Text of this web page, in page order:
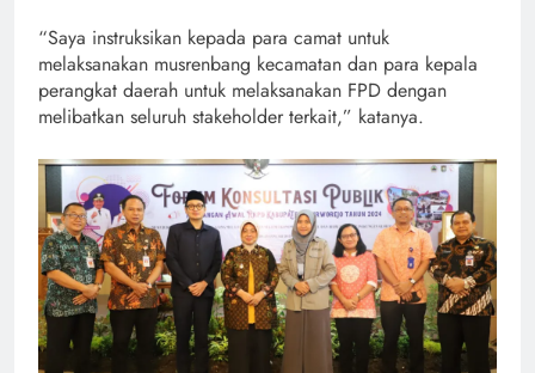
“Saya instruksikan kepada para camat untuk
melaksanakan musrenbang kecamatan dan para kepala
perangkat daerah untuk melaksanakan FPD dengan
melibatkan seluruh stakeholder terkait,” katanya.